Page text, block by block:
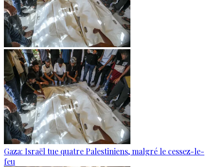
Gaza: Israël tue quatre Palestiniens, malgré le cessez-le-
feu